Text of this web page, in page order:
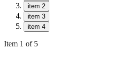
item 2
item 3
item 4
Item 1 of 5